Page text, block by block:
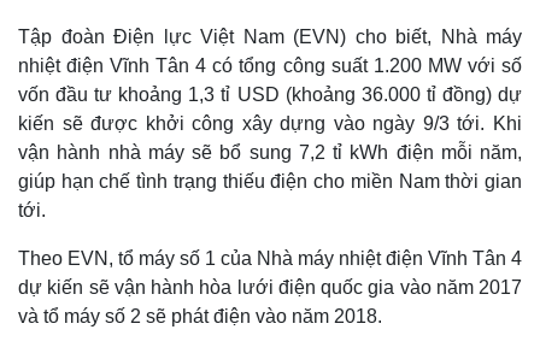
Tập đoàn Điện lực Việt Nam (EVN) cho biết, Nhà máy
nhiệt điện Vĩnh Tân 4 có tổng công suất 1.200 MW với số
vốn đầu tư khoảng 1,3 tỉ USD (khoảng 36.000 tỉ đồng) dự
kiến sẽ được khởi công xây dựng vào ngày 9/3 tới. Khi
vận hành nhà máy sẽ bổ sung 7,2 tỉ kWh điện mỗi năm,
giúp hạn chế tình trạng thiếu điện cho miền Nam thời gian
tới.
Theo EVN, tổ máy số 1 của Nhà máy nhiệt điện Vĩnh Tân 4
dự kiến sẽ vận hành hòa lưới điện quốc gia vào năm 2017
và tổ máy số 2 sẽ phát điện vào năm 2018.